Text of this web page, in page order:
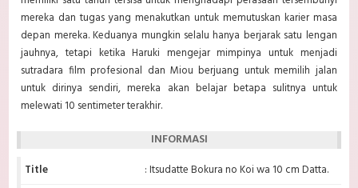
mereka dan tugas yang menakutkan untuk memutuskan karier masa
depan mereka. Keduanya mungkin selalu hanya berjarak satu lengan
jauhnya, tetapi ketika Haruki mengejar mimpinya untuk menjadi
sutradara film profesional dan Miou berjuang untuk memilih jalan
untuk dirinya sendiri, mereka akan belajar betapa sulitnya untuk
melewati 10 sentimeter terakhir.
INFORMASI
Title
: Itsudatte Bokura no Koi wa 10 cm Datta.